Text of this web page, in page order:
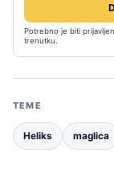
Potrebno je biti
trenutku.
TEME
Heliks maglica